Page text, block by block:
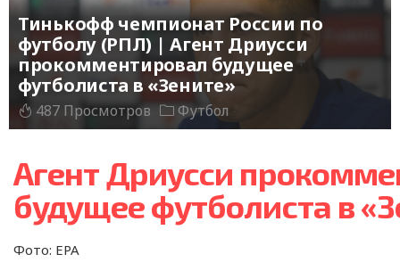
Тинькофф чемпионат России по
футболу (РПЛ) | Агент Дриусси
прокомментировал будущее
футболиста в «Зените»
487 Просмотров Футбол
Агент Дриусси
будущее футболиста в
Фото: EPA